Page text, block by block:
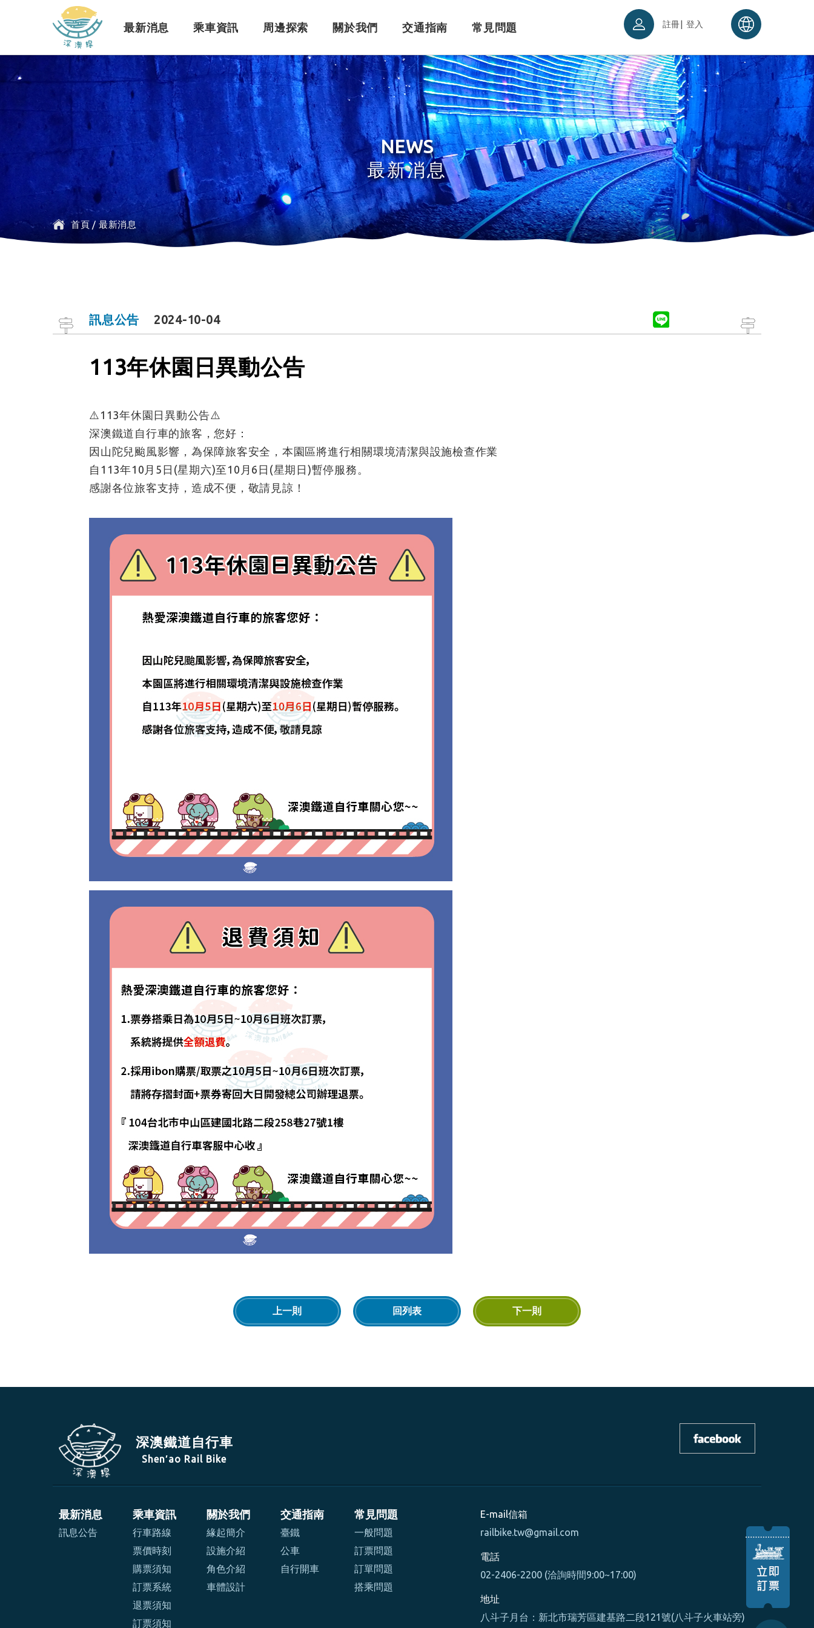
最新消息
訊息公告
乘車資訊
行車路線 票價時刻 購票須知 訂票系統 退票須知 入場須知
周邊探索
景點介紹 探索行程介紹
關於我們
緣起簡介 設施介紹 角色介紹 車體設計 永續理念
交通指南
公車 自行開車
常見問題
一般問題 訂票問題 訂單問題 搭乘問題
註冊| 登入
NEWS
最新消息
首頁 /最新消息
訊息公告 2024-10-04
113年休園日異動公告
⚠️113年休園日異動公告⚠️
深澳鐵道自行車的旅客，您好：
因山陀兒颱風影響，為保障旅客安全，本園區將進行相關環境清潔與設施檢查作業
自113年10月5日(星期六)至10月6日(星期日)暫停服務。
感謝各位旅客支持，造成不便，敬請見諒！
上一則 回列表 下一則
深澳鐵道自行車
Shen′ao Rail Bike
最新消息
訊息公告
乘車資訊
行車路線
票價時刻
購票須知
訂票系統
退票須知
訂票須知
關於我們
緣起簡介
設施介紹
角色介紹
車體設計
交通指南
臺鐵
公車
自行開車
常見問題
一般問題
訂票問題
訂單問題
搭乘問題
E-mail信箱
railbike.tw@gmail.com
電話
02-2406-2200 (洽詢時間9:00~17:00)
地址
八斗子月台：新北市瑞芳區建基路二段121號(八斗子火車站旁)